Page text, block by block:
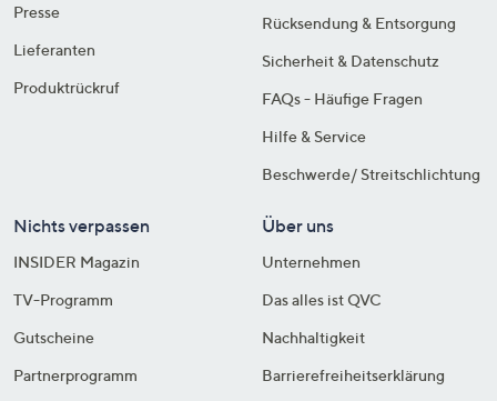
Presse
Lieferanten
Produktrückruf
Rücksendung & Entsorgung
Sicherheit & Datenschutz
FAQs - Häufige Fragen
Hilfe & Service
Beschwerde/ Streitschlichtung
Nichts verpassen
INSIDER Magazin
TV-Programm
Gutscheine
Partnerprogramm
Über uns
Unternehmen
Das alles ist QVC
Nachhaltigkeit
Barrierefreiheitserklärung